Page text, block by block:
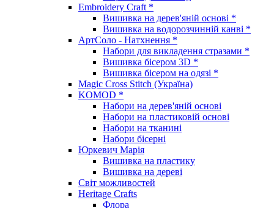
Embroidery Craft *
Вишивка на дерев'яній основі *
Вишивка на водорозчинній канві *
АртСоло - Натхнення *
Набори для викладення стразами *
Вишивка бісером 3D *
Вишивка бісером на одязі *
Magic Cross Stitch (Україна)
KOMOD *
Набори на дерев'яній основі
Набори на пластиковій основі
Набори на тканині
Набори бісерні
Юркевич Марія
Вишивка на пластику
Вишивка на дереві
Світ можливостей
Heritage Crafts
Флора